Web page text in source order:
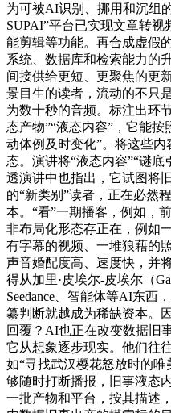
为可被AI识别、挪用和沉组
SUPAI”平台已实现文章转
能剪辑等功能。再合成虚假
系统、数据库和检索能力的
间接供给更短、更聚焦的更
景目生的读者，流动的不只
为数十秒的音频。标注出环
态产物”“液态内容”，它能
动体例及时变化”。将这些
态。演讲将“液态内容”“谜底
透演讲中也指出，它试图将
的“新类别”读者，正在必然
本。“看”一期播客，例如，
非布局化形态存正在，例如
有字幕的视频、一堆狼藉的
声音婚配度高、速度快，并
得从加里·皮埃尔-皮埃尔（
Seedance、智能体等AI东西
纂判断就越成为稀缺资本。
回覆？AI也正在改变数据旧
它从想象逐步现实。他们往
如“寻找武汉樱花怒放时的
够随时打断播报，旧事液态
一批产物和平台，按其描述